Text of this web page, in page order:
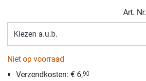
Art. Nr.
Kiezen a.u.b.
Niet op voorraad
Verzendkosten: € 6,90